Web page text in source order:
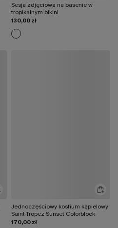
Sesja zdjęciowa na basenie w
tropikalnym bikini
130,00 zł
Jednoczęściowy kostium kąpielowy
Saint-Tropez Sunset Colorblock
170,00 zł